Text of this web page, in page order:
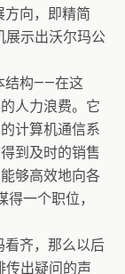
方向，即精简
展示出沃尔玛公
结构——在这
人力浪费。它
计算机通信系
到及时的销售
够高效地向各
一个职位，
看齐，那么以后
传出疑问的声